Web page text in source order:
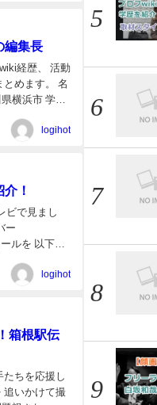
編集長
経歴、 活動
めます。 名
横浜市 学歴:
logihot
！
ビで見まし
ー
ルを 以下に
logihot
箱根駅伝
たちを応援し
追いかけて撮